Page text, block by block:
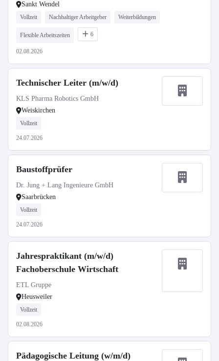
Sankt Wendel
Vollzeit Nachhaltiger Arbeitgeber Weiterbildungen
Flexible Arbeitszeiten 6
02.08.2026
Technischer Leiter (m/w/d)
KLS Pharma Robotics GmbH
Weiskirchen
Vollzeit
24.07.2026
Baustoffprüfer
Dr. Jung + Lang Ingenieure GmbH
Saarbrücken
Vollzeit
24.07.2026
Jahrespraktikant (m/w/d)
Fachoberschule Wirtschaft
ETL Gruppe
Heusweiler
Vollzeit
02.08.2026
Pädagogische Leitung (w/m/d)